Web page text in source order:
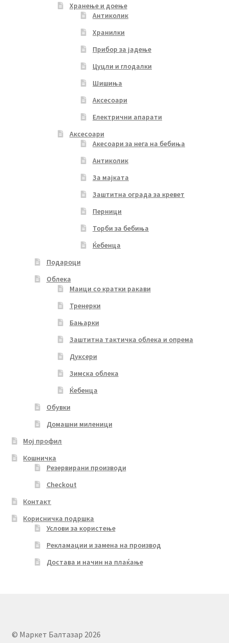
Хранење и доење
Антиколик
Хранилки
Прибор за јадење
Цуцли и глодалки
Шишиња
Аксесоари
Електрични апарати
Аксесоари
Акесоари за нега на бебиња
Антиколик
За мајката
Заштитна ограда за кревет
Перници
Торби за бебиња
Ќебенца
Подароци
Облека
Маици со кратки ракави
Тренерки
Бањарки
Заштитна тактичка облека и опрема
Дуксери
Зимска облека
Ќебенца
Обувки
Домашни миленици
Мој профил
Кошничка
Резервирани производи
Checkout
Контакт
Корисничка подршка
Услови за користење
Рекламации и замена на производ
Достава и начин на плаќање
© Маркет Балтазар 2026